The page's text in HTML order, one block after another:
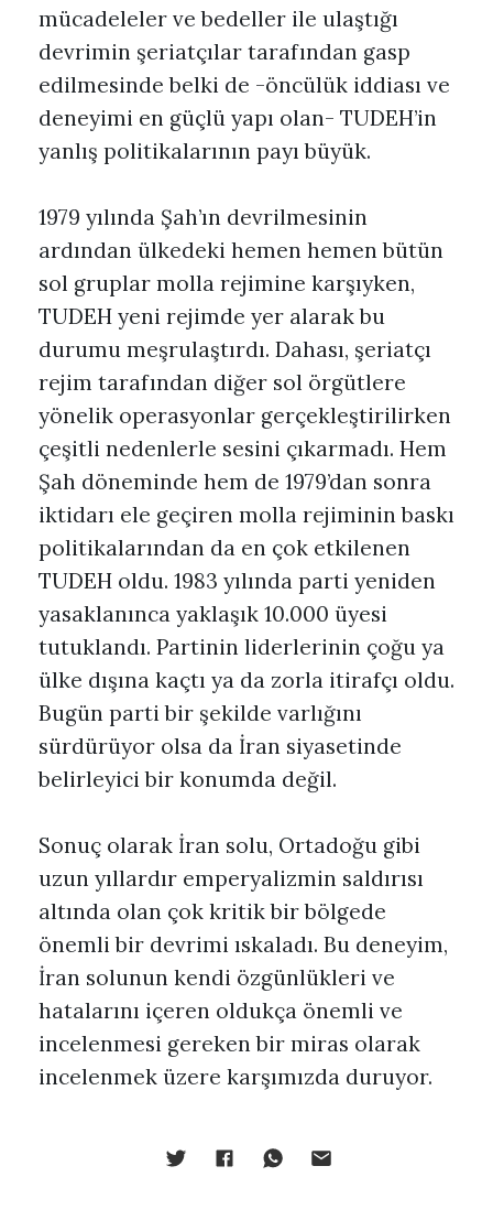
mücadeleler ve bedeller ile ulaştığı
devrimin şeriatçılar tarafından gasp
edilmesinde belki de -öncülük iddiası ve
deneyimi en güçlü yapı olan- TUDEH’in
yanlış politikalarının payı büyük.
1979 yılında Şah’ın devrilmesinin
ardından ülkedeki hemen hemen bütün
sol gruplar molla rejimine karşıyken,
TUDEH yeni rejimde yer alarak bu
durumu meşrulaştırdı. Dahası, şeriatçı
rejim tarafından diğer sol örgütlere
yönelik operasyonlar gerçekleştirilirken
çeşitli nedenlerle sesini çıkarmadı. Hem
Şah döneminde hem de 1979’dan sonra
iktidarı ele geçiren molla rejiminin baskı
politikalarından da en çok etkilenen
TUDEH oldu. 1983 yılında parti yeniden
yasaklanınca yaklaşık 10.000 üyesi
tutuklandı. Partinin liderlerinin çoğu ya
ülke dışına kaçtı ya da zorla itirafçı oldu.
Bugün parti bir şekilde varlığını
sürdürüyor olsa da İran siyasetinde
belirleyici bir konumda değil.
Sonuç olarak İran solu, Ortadoğu gibi
uzun yıllardır emperyalizmin saldırısı
altında olan çok kritik bir bölgede
önemli bir devrimi ıskaladı. Bu deneyim,
İran solunun kendi özgünlükleri ve
hatalarını içeren oldukça önemli ve
incelenmesi gereken bir miras olarak
incelenmek üzere karşımızda duruyor.